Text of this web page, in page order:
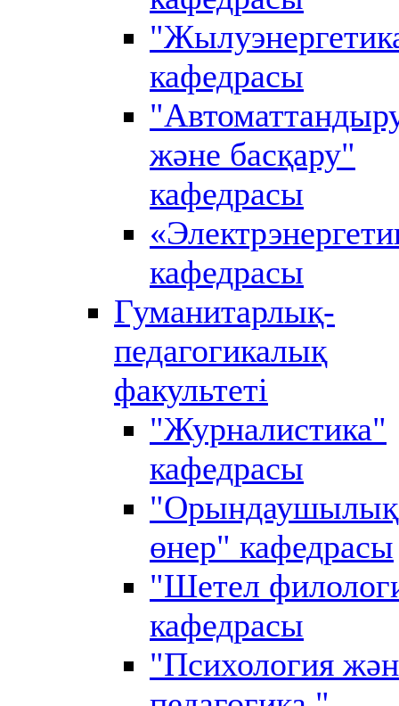
кафедрасы
және басқару"
кафедрасы
кафедрасы
Гуманитарлық-
педагогикалық
факультеті
"Журналистика"
кафедрасы
"Орындаушылық
өнер" кафедрасы
"Шетел
кафедрасы
"Психология